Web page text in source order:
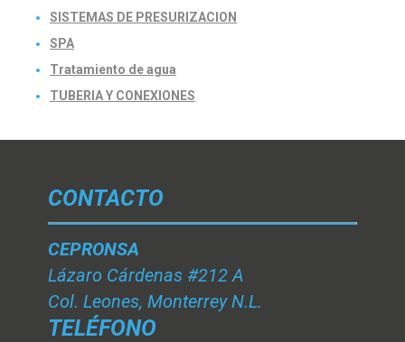
SISTEMAS DE PRESURIZACION
SPA
Tratamiento de agua
TUBERIA Y CONEXIONES
CONTACTO
CEPRONSA
Lázaro Cárdenas #212 A
Col. Leones, Monterrey N.L.
TELÉFONO